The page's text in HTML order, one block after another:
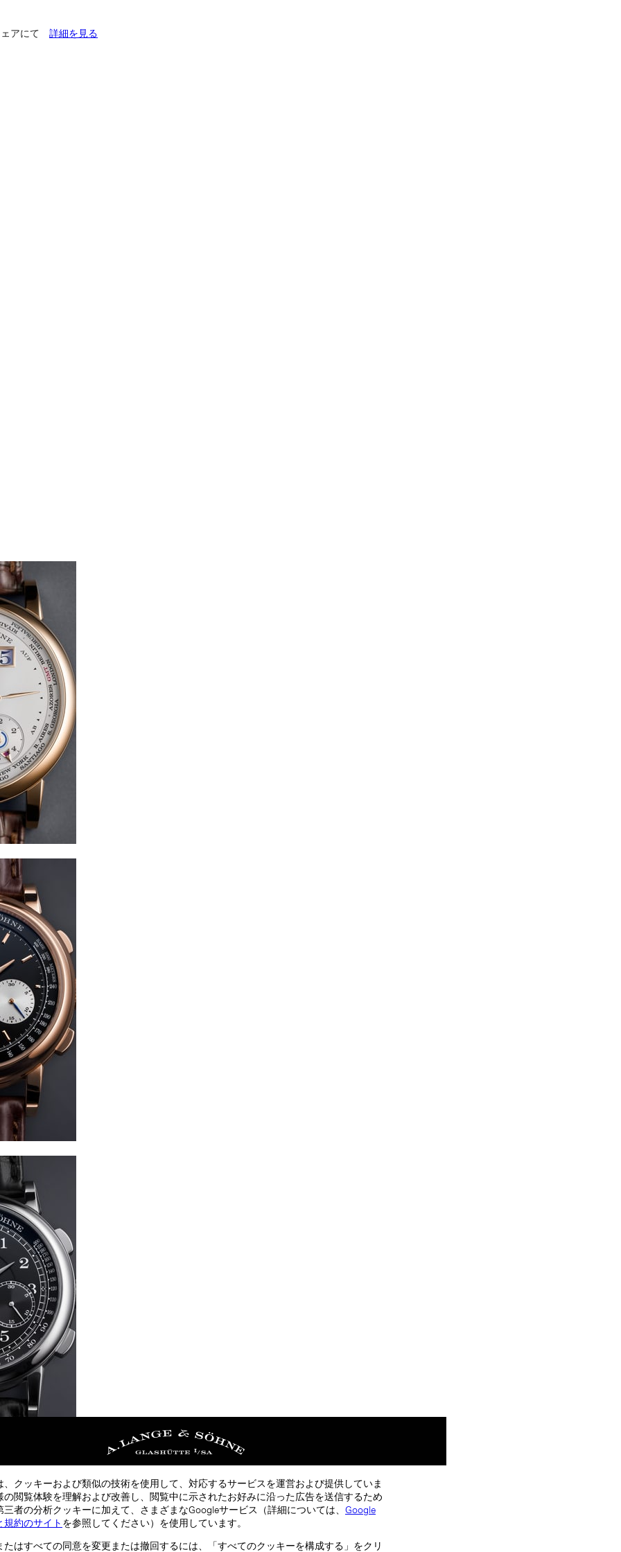
ェアにて 詳細を見る
、クッキーおよび類似の技術を使用して、対応するサービスを運営および提供していま
の閲覧体験を理解および改善し、閲覧中に示されたお好みに沿った広告を送信するため
者の分析クッキーに加えて、さまざまなGoogleサービス（詳細については、 Google
規約のサイト を参照してください）を使用しています。
たはすべての同意を変更または撤回するには、「すべてのクッキーを構成する」をクリ